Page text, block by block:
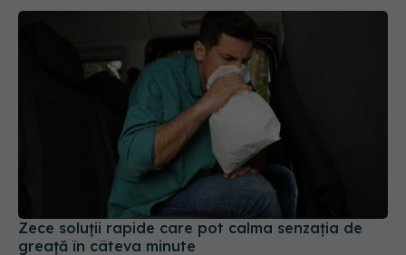
Zece soluții rapide care pot calma senzația de
greață în câteva minute